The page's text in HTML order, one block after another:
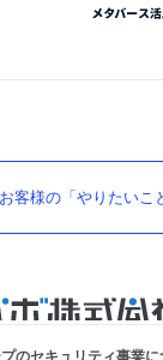
お客様の「やりたいこ
のセキュリティ事業に